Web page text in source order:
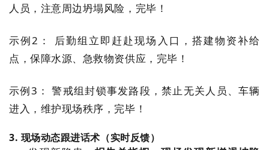
人员，注意周边坍塌风险，完毕！
示例2： 后勤组立即赶赴现场入口，搭建物资补给
点，保障水源、急救物资供应，完毕！
示例3： 警戒组封锁事发路段，禁止无关人员、车辆
进入，维护现场秩序，完毕！
3. 现场动态跟进话术（实时反馈）